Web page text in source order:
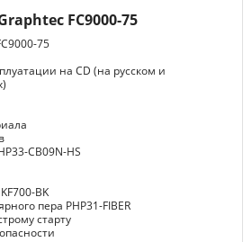
FC9000-75
75
на CD (на русском и
CB09N-HS
BK
пера PHP31-FIBER
старту